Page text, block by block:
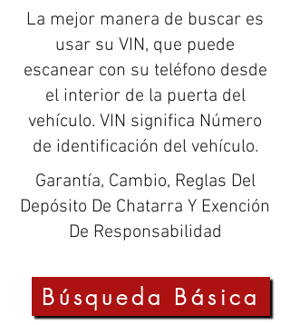
La mejor manera de buscar es
usar su VIN, que puede
escanear con su teléfono desde
el interior de la puerta del
vehículo. VIN significa Número
de identificación del vehículo.
Garantía, Cambio, Reglas Del
Depósito De Chatarra Y Exención
De Responsabilidad
Búsqueda Básica